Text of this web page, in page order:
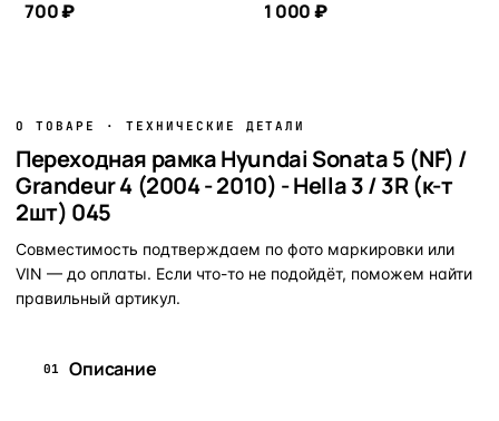
700 ₽ 1 000 ₽
О ТОВАРЕ · ТЕХНИЧЕСКИЕ ДЕТАЛИ
Переходная рамка Hyundai Sonata 5 (NF) /
Grandeur 4 (2004 - 2010) - Hella 3 / 3R (к-т
2шт) 045
Совместимость подтверждаем по фото маркировки или
VIN — до оплаты. Если что-то не подойдёт, поможем найти
правильный артикул.
01 Описание